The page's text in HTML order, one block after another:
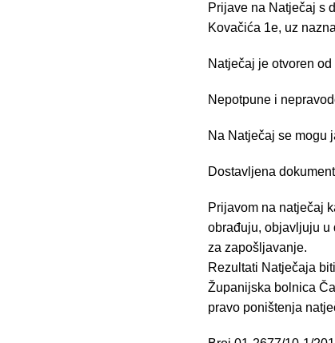
Prijave na Natječaj s
Kovačića 1e, uz
Natječaj je otvoren
Nepotpune i
Na Natječaj se mogu
Dostavljena
Prijavom na natječaj
obrađuju, objavljuju u
za zapošljavanje.
Rezultati Natječaja
Županijska bolnica
pravo poništenja